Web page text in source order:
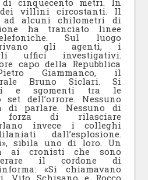
cinquecento metri. In
villini circostanti. Il
ad alcuni chilometri di
ha tranciato linee
Sul luogo
gli agenti, i
uffici investigativi.
capo della Repubblica
Giammanco, il
Bruno Siclari. Si
e sgomenti tra le
dell’orrore. Nessuno
parlare. Nessuno di
di rilasciare
invece i colleghi
dall’esplosione.
sibila uno di loro. Un
ai cronisti che sono
il cordone di
«Si chiamavano
Vito Schisano e Rocco